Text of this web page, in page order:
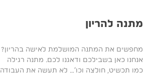
מתנה להריון
מחפשים את המתנה המושלמת לאישה בהריון?
אנחנו כאן בשבילכם ודאגנו לכם. מתנה רגילה
כמו תכשיט, חולצה וכו’… לא תעשה את העבודה.